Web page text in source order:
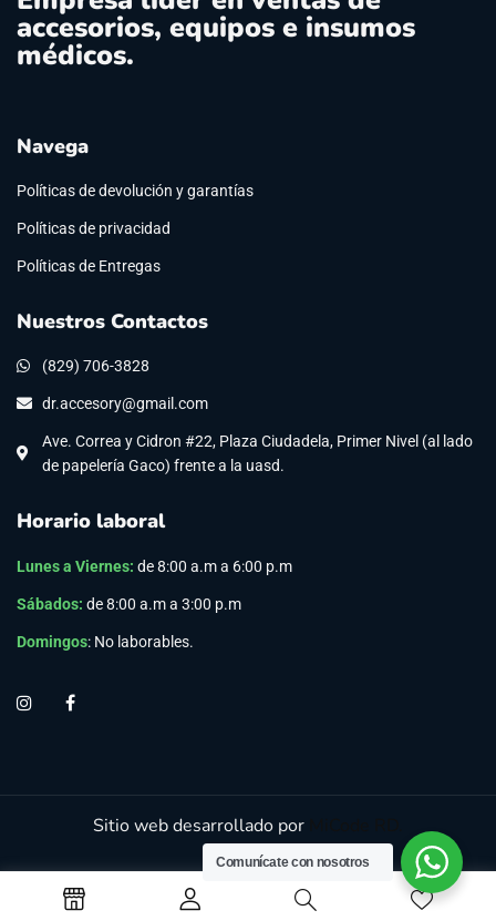
accesorios, equipos e insumos
médicos.
Navega
Políticas de devolución y garantías
Políticas de privacidad
Políticas de Entregas
Nuestros Contactos
(829) 706-3828
dr.accesory@gmail.com
Ave. Correa y Cidron #22, Plaza Ciudadela, Primer Nivel (al lado
de papelería Gaco) frente a la uasd.
Horario laboral
Lunes a Viernes: de 8:00 a.m a 6:00 p.m
Sábados: de 8:00 a.m a 3:00 p.m
Domingos: No laborables.
Sitio web desarrollado por
Comunícate con nosotros